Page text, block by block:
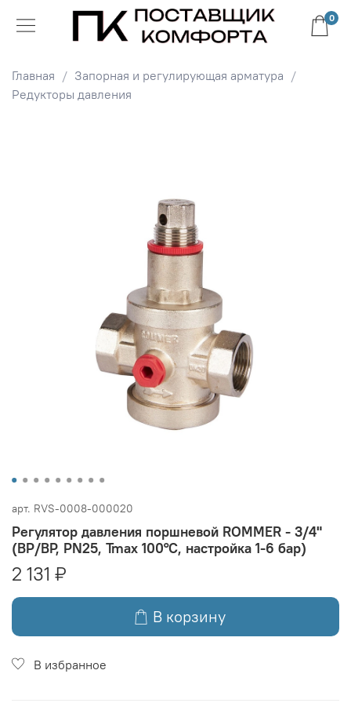
0
Главная
Запорная и регулирующая арматура
Редукторы давления
арт. RVS-0008-000020
Регулятор давления поршневой ROMMER - 3/4"
(ВР/ВР, PN25, Tmax 100°C, настройка 1-6 бар)
2 131 ₽
В корзину
В избранное